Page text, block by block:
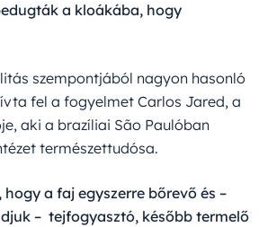
a kloákába, hogy
szempontjából nagyon hasonló
fel a fogyelmet Carlos Jared, a
aki a brazíliai São Paulóban
természettudósa.
hogy a faj egyszerre bőrevő és –
– tejfogyasztó, később termelő